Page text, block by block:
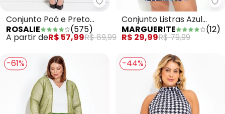
Conjunto Poá e Preto
com Babados
ROSALIE (575)
A partir deR$ 57,99R$ 89,99
Conjunto Listras Azul
Blusa e Saia Plus Size
MARGUERITE (12)
R$ 29,99R$ 79,99
-61% -44%